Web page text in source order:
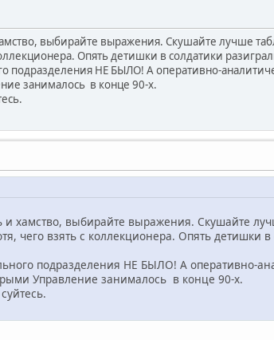
выбирайте выражения. Скушайте лучше
Опять детишки в солдатики
подразделения НЕ БЫЛО! А оперативно-
занималось в конце 90-х.
хамство, выбирайте выражения. Скушайте
чего взять с коллекционера. Опять детишки
подразделения НЕ БЫЛО! А оперативно-
Управление занималось в конце 90-х.